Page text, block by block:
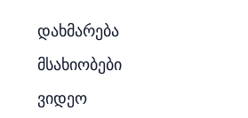
დახმარება
მსახიობები
ვიდეო